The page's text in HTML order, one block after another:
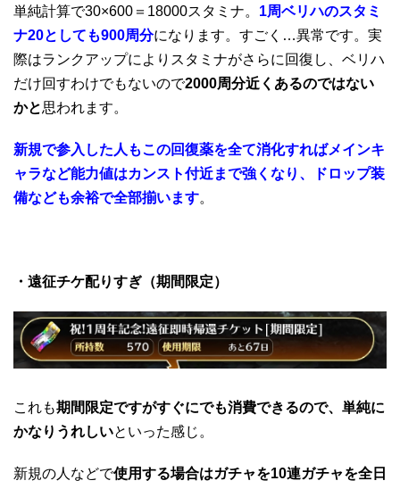
単純計算で30×600＝18000スタミナ。 1周ベリハのスタミ
ナ20としても900周分になります。すごく…異常です。実
際はランクアップによりスタミナがさらに回復し、ベリハ
だけ回すわけでもないので2000周分近くあるのではない
かと思われます。
新規で参入した人もこの回復薬を全て消化すればメインキ
ャラなど能力値はカンスト付近まで強くなり、ドロップ装
備なども余裕で全部揃います。
・遠征チケ配りすぎ（期間限定）
これも期間限定ですがすぐにでも消費できるので、単純に
かなりうれしいといった感じ。
新規の人などで使用する場合はガチャを10連ガチャを全日